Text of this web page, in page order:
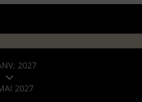
2027
2027